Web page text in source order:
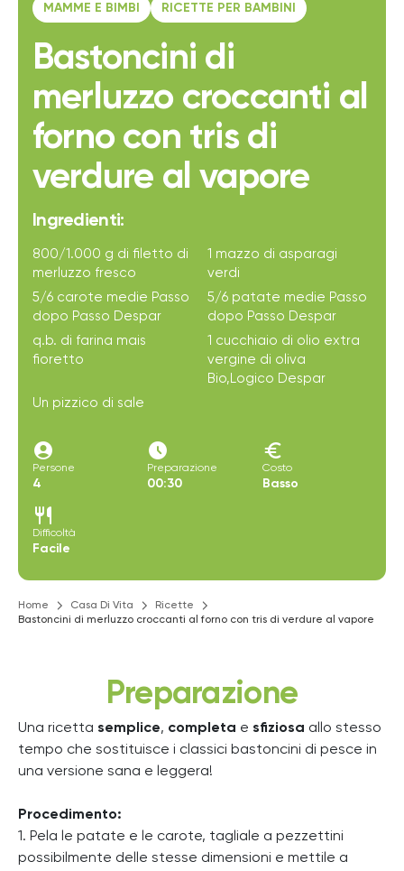
MAMME E BIMBI RICETTE PER BAMBINI
Bastoncini di
merluzzo croccanti al
forno con tris di
verdure al vapore
Ingredienti:
800/1.000 g di filetto di
merluzzo fresco
1 mazzo di asparagi
verdi
5/6 carote medie Passo
dopo Passo Despar
5/6 patate medie Passo
dopo Passo Despar
q.b. di farina mais
fioretto
1 cucchiaio di olio extra
vergine di oliva
Bio,Logico Despar
Un pizzico di sale
account_circle
Persone
4
access_time_filled
Preparazione
00:30
euro
Costo
Basso
restaurant
Difficoltà
Facile
Home Casa Di Vita
Ricette
Bastoncini di merluzzo croccanti al forno con tris di verdure al vapore
Preparazione
Una ricetta semplice, completa e sfiziosa allo stesso
tempo che sostituisce i classici bastoncini di pesce in
una versione sana e leggera!
Procedimento:
1. Pela le patate e le carote, tagliale a pezzettini
possibilmente delle stesse dimensioni e mettile a